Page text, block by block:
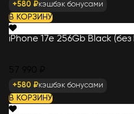
+580 ₽кэшбэк бонусами
В КОРЗИНУ
iPhone 17e 256Gb Black (без
+580 ₽кэшбэк бонусами
В КОРЗИНУ